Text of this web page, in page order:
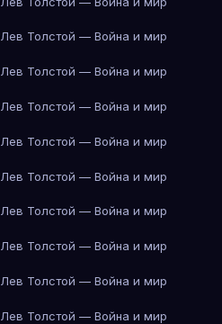
Лев Толстой — Война и мир
Лев Толстой — Война и мир
Лев Толстой — Война и мир
Лев Толстой — Война и мир
Лев Толстой — Война и мир
Лев Толстой — Война и мир
Лев Толстой — Война и мир
Лев Толстой — Война и мир
Лев Толстой — Война и мир